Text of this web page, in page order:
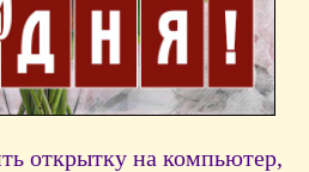
открытку на компьютер,